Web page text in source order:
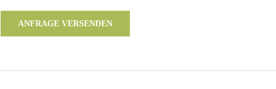
ANFRAGE VERSENDEN